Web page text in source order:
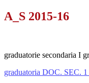
A_S 2015-16
graduatorie secondaria I
graduatoria DOC. SEC.